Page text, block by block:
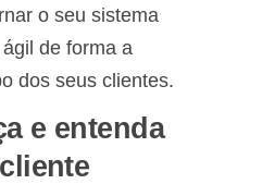
o seu sistema
de forma a
dos seus clientes.
e entenda